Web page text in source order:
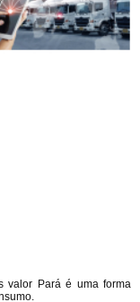
valor Pará é uma forma